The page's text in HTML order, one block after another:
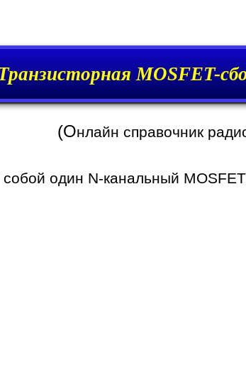
MOSFET-
(Онлайн справочник
собой один N-канальный